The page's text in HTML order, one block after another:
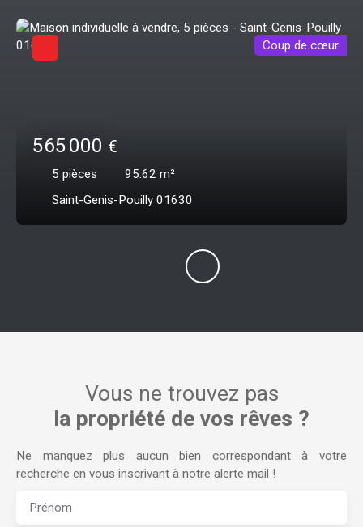
565 000 €
5 pièces 95.62 m²
Saint-Genis-Pouilly 01630
Coup de cœur
Vous ne trouvez pas
la propriété de vos rêves ?
Ne manquez plus aucun bien correspondant à votre
recherche en vous inscrivant à notre alerte mail !
Prénom